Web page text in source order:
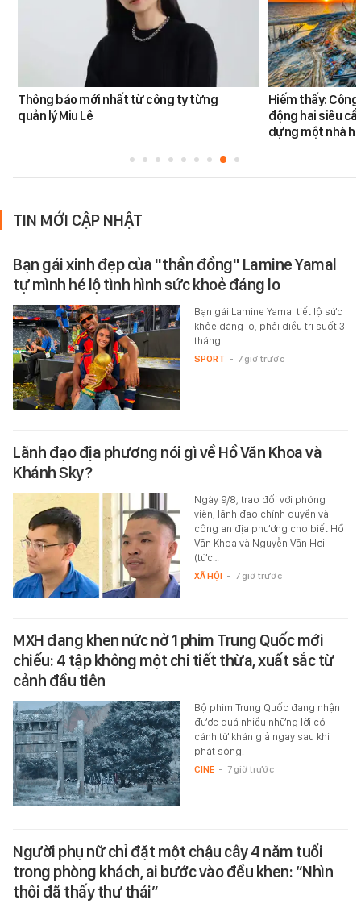
Thông báo mới nhất từ công ty từng
quản lý Miu Lê
Hiếm thấy:
động hai siêu
dựng một nhà
TIN MỚI CẬP NHẬT
Bạn gái xinh đẹp của "thần đồng" Lamine Yamal
tự mình hé lộ tình hình sức khoẻ đáng lo
Bạn gái Lamine Yamal tiết lộ sức
khỏe đáng lo, phải điều trị suốt 3
tháng.
SPORT - 7 giờ trước
Lãnh đạo địa phương nói gì về Hồ Văn Khoa và
Khánh Sky?
Ngày 9/8, trao đổi với phóng
viên, lãnh đạo chính quyền và
công an địa phương cho biết Hồ
Văn Khoa và Nguyễn Văn Hợi
(tức…
XÃ HỘI - 7 giờ trước
MXH đang khen nức nở 1 phim Trung Quốc mới
chiếu: 4 tập không một chi tiết thừa, xuất sắc từ
cảnh đầu tiên
Bộ phim Trung Quốc đang nhận
được quá nhiều những lời có
cánh từ khán giả ngay sau khi
phát sóng.
CINE - 7 giờ trước
Người phụ nữ chỉ đặt một chậu cây 4 năm tuổi
trong phòng khách, ai bước vào đều khen: “Nhìn
thôi đã thấy thư thái”